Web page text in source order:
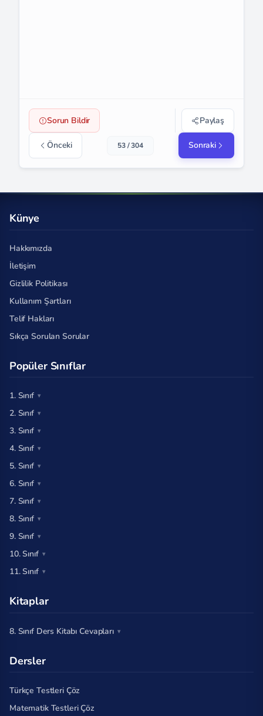
Sorun Bildir Paylaş
Önceki 53 / 304 Sonraki
Künye
Hakkımızda
İletişim
Gizlilik Politikası
Kullanım Şartları
Telif Hakları
Sıkça Sorulan Sorular
Popüler Sınıflar
1. Sınıf
2. Sınıf
3. Sınıf
4. Sınıf
5. Sınıf
6. Sınıf
7. Sınıf
8. Sınıf
9. Sınıf
10. Sınıf
11. Sınıf
Kitaplar
8. Sınıf Ders Kitabı Cevapları
Dersler
Türkçe Testleri Çöz
Matematik Testleri Çöz